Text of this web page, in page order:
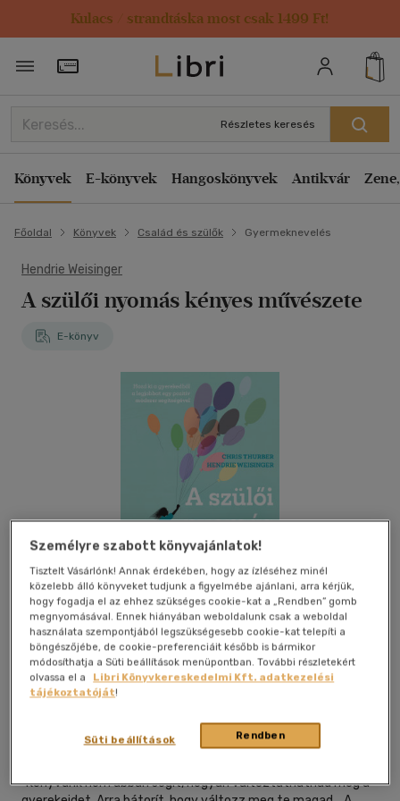
Kulacs / strandtáska most csak 1499 Ft!
Törzsvásárlói Kártya adatai
Részletes keresés
Könyvek E-könyvek Hangoskönyvek Antikvár
Főoldal Könyvek Család és szülők Gyermeknevelés
Hendrie Weisinger
A szülői nyomás kényes művészete
E-könyv
Beleolvasok Kívánságlistához adom Megosztom
Park Könyvkiadó|2023|magyar nyelvű
"Könyvünk nem abban segít, hogyan változtathatnád meg a
Személyre szabott könyvajánlatok!
Tisztelt Vásárlónk! Annak érdekében, hogy az ízléséhez minél
közelebb álló könyveket tudjunk a figyelmébe ajánlani, arra kérjük,
hogy fogadja el az ehhez szükséges cookie-kat a „Rendben” gomb
megnyomásával. Ennek hiányában weboldalunk csak a weboldal
használata szempontjából legszükségesebb cookie-kat telepíti a
böngészőjébe, de cookie-preferenciáit később is bármikor
módosíthatja a Süti beállítások menüpontban. További részletekért
olvassa el a
Libri Könyvkereskedelmi Kft. adatkezelési
tájékoztatóját!
Rendben
Süti beállítások